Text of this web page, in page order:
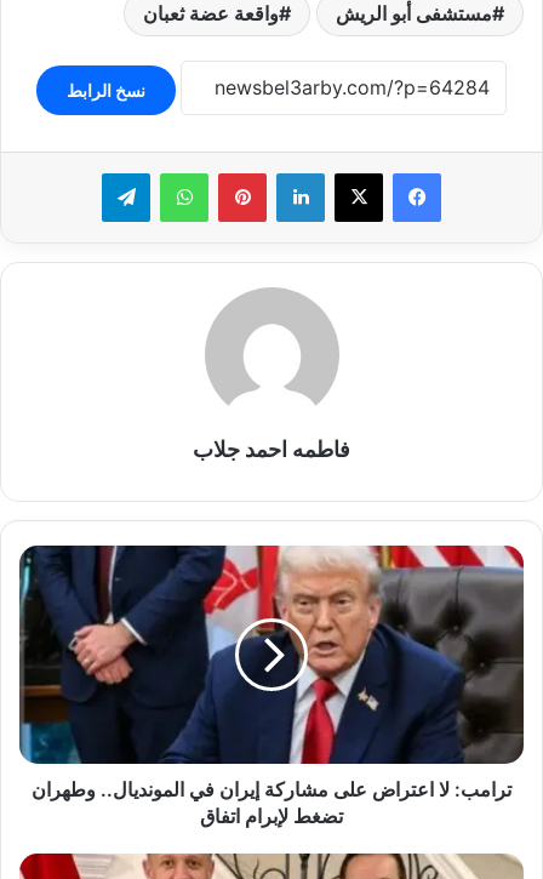
مستشفى أبو الريش واقعة عضة ثعبان
نسخ الرابط
لينكدإن بينتيريستواتساب تيلقرام
فاطمه احمد جلاب
ترامب:
لا
اعتراض
على
مشاركة
المونديال..
وطهران
تضغط
ترامب: لا اعتراض على مشاركة إيران في المونديال.. وطهران
تضغط لإبرام اتفاق
حكيم